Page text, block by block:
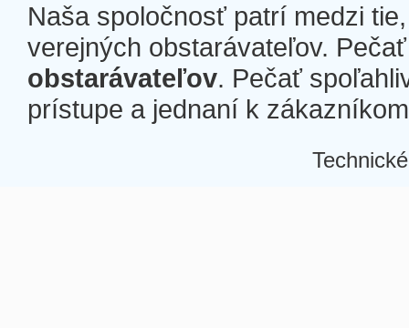
Naša spoločnosť patrí medzi
verejných obstarávateľov.
obstarávateľov. Pečať
prístupe a jednaní k